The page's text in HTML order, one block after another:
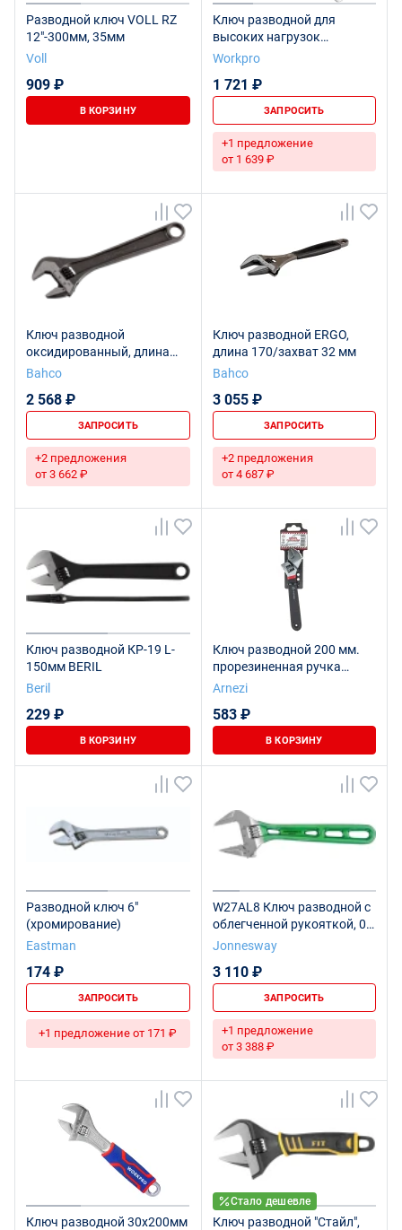
Разводной ключ VOLL RZ
12"-300мм, 35мм
Voll
909 ₽
В КОРЗИНУ
Ключ разводной для
высоких нагрузок
40х300мм WP272009
Workpro
1 721 ₽
ЗАПРОСИТЬ
+1 предложение
от 1 639 ₽
Ключ разводной
оксидированный, длина
205/захват 27 мм,
Bahco
2 568 ₽
ЗАПРОСИТЬ
+2 предложения
от 3 662 ₽
Ключ разводной ERGO,
длина 170/захват 32 мм
Bahco
3 055 ₽
ЗАПРОСИТЬ
+2 предложения
от 4 687 ₽
Ключ разводной КР-19 L-
150мм BERIL
Beril
229 ₽
В КОРЗИНУ
Ключ разводной 200 мм.
прорезиненная ручка
ARNEZI R1070002
Arnezi
583 ₽
В КОРЗИНУ
Разводной ключ 6"
(хромирование)
Eastman
174 ₽
ЗАПРОСИТЬ
+1 предложение от 171 ₽
W27AL8 Ключ разводной с
облегченной рукояткой, 0-
32 мм, L-200 мм
Jonnesway
3 110 ₽
ЗАПРОСИТЬ
+1 предложение
от 3 388 ₽
Ключ разводной 30х200мм
Стало дешевле
Ключ разводной "Стайл",